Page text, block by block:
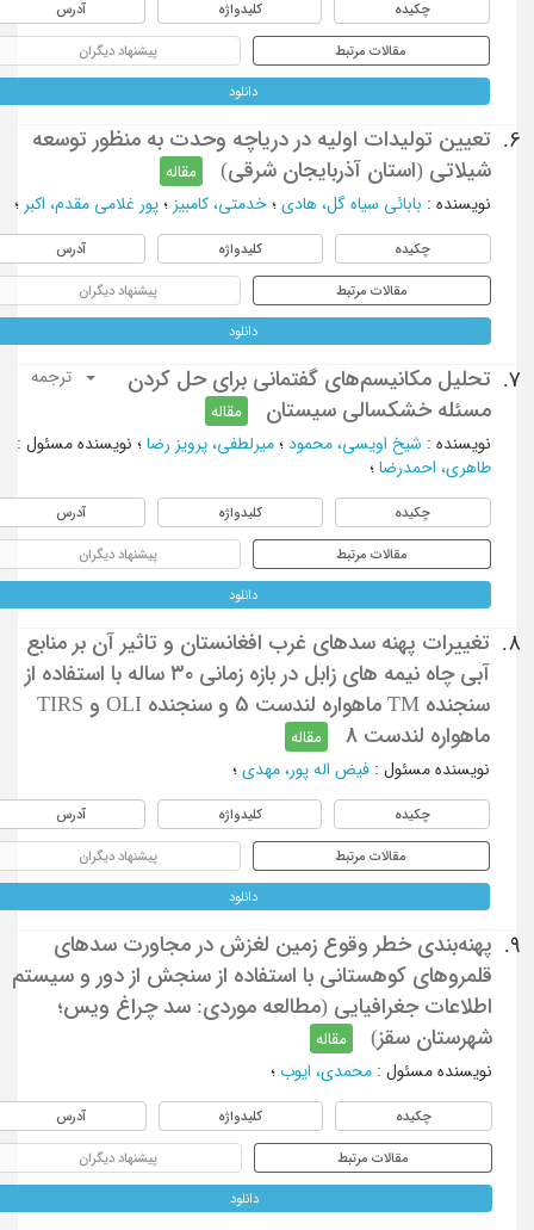
چکیده کلیدواژه آدرس
مقالات مرتبط پیشنهاد دیگران
دانلود
6.
تعیین تولیدات اولیه در دریاچه وحدت به منظور توسعه
شیلاتی (استان آذربایجان شرقی)
مقاله
نویسنده: بابائی سیاه گل، هادی؛ خدمتی، کامبیز؛ پور غلامی مقدم، اکبر؛
چکیده کلیدواژه آدرس
مقالات مرتبط پیشنهاد دیگران
دانلود
7.
تحلیل مکانیسم‌های گفتمانی برای حل کردن
مسئله خشکسالی سیستان
مقاله
ترجمه
نویسنده: شیخ اویسی، محمود؛ میرلطفی، پرویز رضا؛ نویسنده مسئول :
طاهری، احمدرضا؛
چکیده کلیدواژه آدرس
مقالات مرتبط پیشنهاد دیگران
دانلود
8.
تغییرات پهنه سدهای غرب افغانستان و تاثیر آن بر منابع
آبی چاه نیمه های زابل در بازه زمانی ۳۰ ساله با استفاده از
سنجنده TM ماهواره لندست 5 و سنجنده OLI و TIRS
ماهواره لندست 8
مقاله
نویسنده مسئول : فیض اله پور، مهدی؛
چکیده کلیدواژه آدرس
مقالات مرتبط پیشنهاد دیگران
دانلود
9.
پهنه‌بندی خطر وقوع زمین لغزش در مجاورت سدهای
قلمروهای کوهستانی با استفاده از سنجش از دور و سیستم
اطلاعات جغرافیایی (مطالعه موردی: سد چراغ ویس؛
شهرستان سقز)
مقاله
نویسنده مسئول : محمدی، ایوب؛
چکیده کلیدواژه آدرس
مقالات مرتبط پیشنهاد دیگران
دانلود